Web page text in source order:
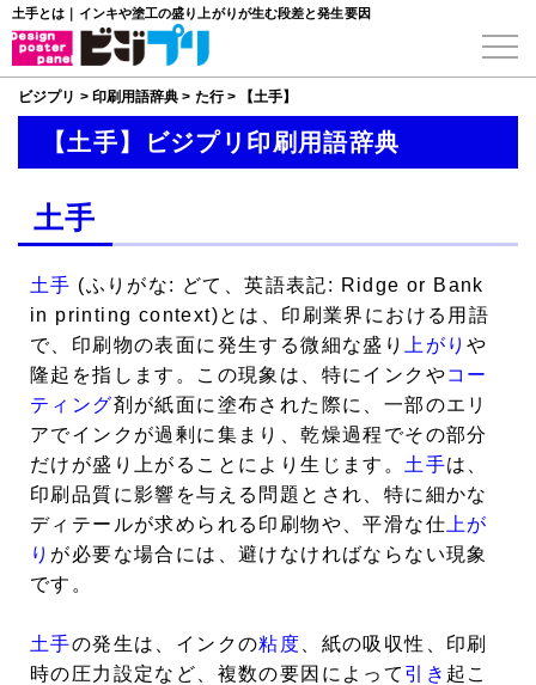
土手とは｜インキや塗工の盛り上がりが生む段差と発生要因
ビジプリ > 印刷用語辞典 > た行> 【土手】
【土手】ビジプリ印刷用語辞典
土手
土手 (ふりがな: どて、英語表記: Ridge or Bank
in printing context)とは、印刷業界における用語
で、印刷物の表面に発生する微細な盛り
上がりや
隆起を指します。この現象は、特にインクやコー
ティング剤が紙面に塗布された際に、一部のエリ
アでインクが過剰に集まり、乾燥過程でその部分
だけが盛り上がることにより生じます。 土手は、
印刷品質に影響を与える問題とされ、特に細かな
ディテールが求められる印刷物や、平滑な仕 上が
り が必要な場合には、避けなければならない現象
です。
土手の発生は、インクの粘度 、紙の吸収性、印刷
時の圧力設定など、複数の要因によって 引き 起こ